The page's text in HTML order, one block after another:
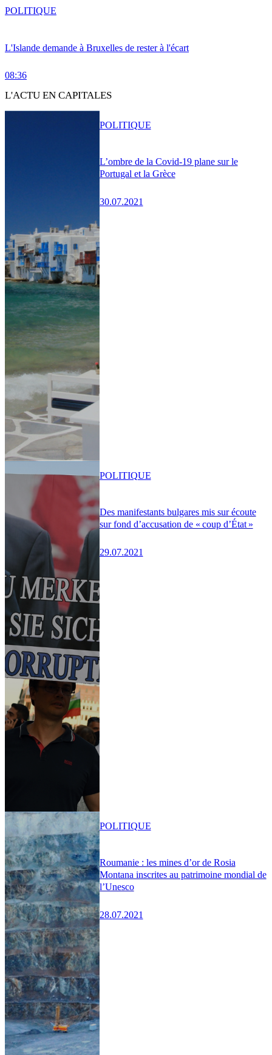
L'Islande demande à Bruxelles de rester à l'écart
08:36
POLITIQUE
L'ACTU EN CAPITALES
L’ombre de la Covid-19 plane sur le
Portugal et la Grèce
30.07.2021
POLITIQUE
Des manifestants bulgares mis sur écoute
sur fond d’accusation de « coup d’État »
29.07.2021
POLITIQUE
Roumanie : les mines d’or de Rosia
Montana inscrites au patrimoine mondial de
l’Unesco
28.07.2021
POLITIQUE